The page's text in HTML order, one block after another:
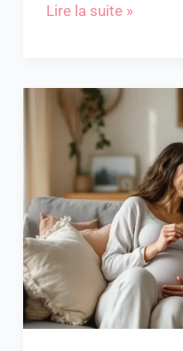
Lire la suite »
Comment
annoncer
grossesse
au
papa
:
5
idées
originales